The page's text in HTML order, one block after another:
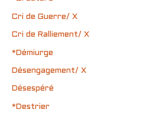
Cri de Guerre/ X
Cri de Ralliement/ X
*Démiurge
Désengagement/ X
Désespéré
*Destrier